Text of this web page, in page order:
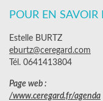
POUR EN SAVOIR
Estelle BURTZ
eburtz@ceregard.com
Tél. 0641413804
Page web :
/www.ceregard.fr/agenda